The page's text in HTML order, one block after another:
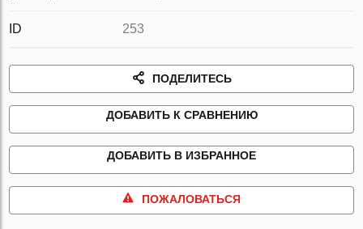
ID 253
ПОДЕЛИТЕСЬ
ДОБАВИТЬ К СРАВНЕНИЮ
ДОБАВИТЬ В ИЗБРАННОЕ
ПОЖАЛОВАТЬСЯ